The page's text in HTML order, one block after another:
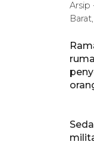
Arsip